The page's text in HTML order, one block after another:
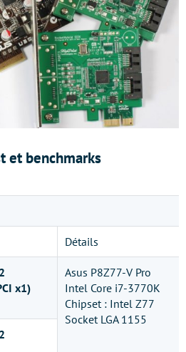
et benchmarks
Détails
x1)
Asus P8Z77-V Pro
Intel Core i7-3770K
Chipset : Intel Z77
Socket LGA 1155